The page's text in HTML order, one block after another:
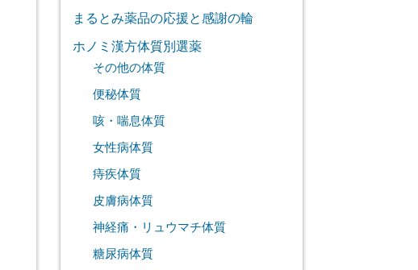
まるとみ薬品の応援と感謝の輪
ホノミ漢方体質別選薬
その他の体質
便秘体質
咳・喘息体質
女性病体質
痔疾体質
皮膚病体質
神経痛・リュウマチ体質
糖尿病体質